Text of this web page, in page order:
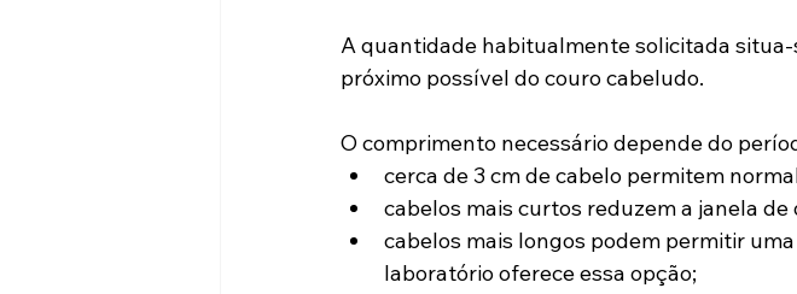
A quantidade habitualmente solicitada situa-
próximo possível do couro cabeludo.
O comprimento necessário depende do
cerca de 3 cm de cabelo permitem
cabelos mais curtos reduzem a janela de
cabelos mais longos podem permitir
laboratório oferece essa opção;